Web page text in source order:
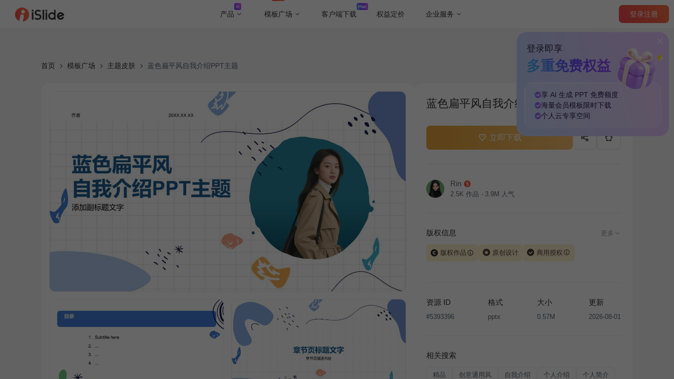
产品 模板广场 客户端下载 权益定价 企业服务 登录注册
登录即享
多重免费权益
享 AI 生成 PPT 免费额度
海量会员模板 限时下载
个人云专享空间
首页 模板广场 主题皮肤 蓝色扁平风自我介绍PPT主题
蓝色扁平风自我介绍PPT主题
立即下载
Rin
2.5K 作品 3.9M 人气
版权信息 更多
版权作品 原创设计 商用授权
让、出售或出租，未经投权许可任何人不得擅自转载和分发，否则
将接照我国著作权法的相关规定承担相应法律责任。
资源 ID
#5393396
格式
pptx
大小
0.57M
更新
2026-08-01
相关搜索
精品 创意通用风 自我介绍 个人介绍 个人简介